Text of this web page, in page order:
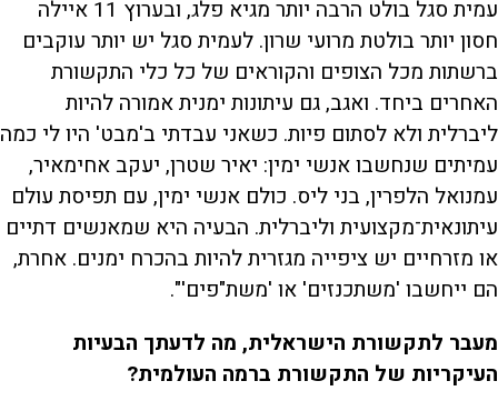
עמית סגל בולט הרבה יותר מגיא פלג, ובערוץ 11 איילה
חסון יותר בולטת מרועי שרון. לעמית סגל יש יותר עוקבים
ברשתות מכל הצופים והקוראים של כל כלי התקשורת
האחרים ביחד. ואגב, גם עיתונות ימנית אמורה להיות
ליברלית ולא לסתום פיות. כשאני עבדתי ב'מבט' היו לי כמה
עמיתים שנחשבו אנשי ימין: יאיר שטרן, יעקב אחימאיר,
עמנואל הלפרין, בני ליס. כולם אנשי ימין, עם תפיסת עולם
עיתונאית־מקצועית וליברלית. הבעיה היא שמאנשים דתיים
או מזרחיים יש ציפייה מגזרית להיות בהכרח ימנים. אחרת,
הם ייחשבו 'משתכנזים' או 'משת"פים'".
מעבר לתקשורת הישראלית, מה לדעתך הבעיות
העיקריות של התקשורת ברמה העולמית?